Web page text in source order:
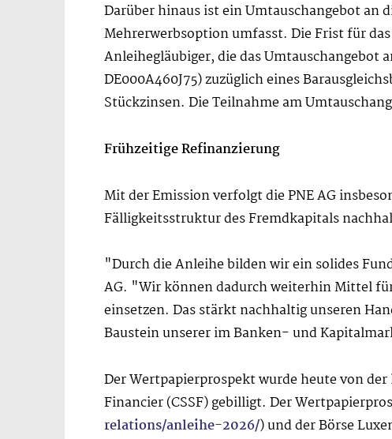
Darüber hinaus ist ein Umtauschangebot an
Mehrerwerbsoption umfasst. Die Frist für
Anleihegläubiger, die das Umtauschangebot
DE000A460J75) zuzüglich eines
Stückzinsen. Die Teilnahme am
Frühzeitige Refinanzierung
Mit der Emission verfolgt die PNE AG
Fälligkeitsstruktur des Fremdkapitals
"Durch die Anleihe bilden wir ein solides
AG. "Wir können dadurch weiterhin Mittel
einsetzen. Das stärkt nachhaltig unseren
Baustein unserer im Banken- und
Der Wertpapierprospekt wurde heute von
Financier (CSSF) gebilligt. Der
relations/anleihe-2026/) und der Börse